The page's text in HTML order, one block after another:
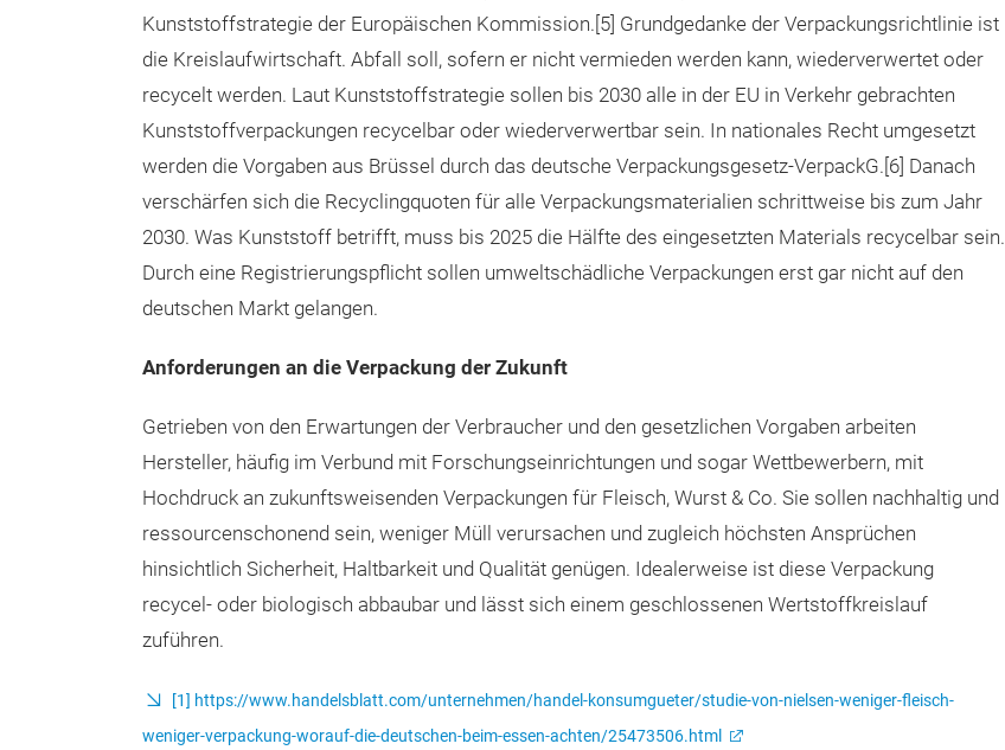
Kunststoffstrategie der Europäischen Kommission.[5] Grundgedanke der Verpackungsrichtlinie ist
die Kreislaufwirtschaft. Abfall soll, sofern er nicht vermieden werden kann, wiederverwertet oder
recycelt werden. Laut Kunststoffstrategie sollen bis 2030 alle in der EU in Verkehr gebrachten
Kunststoffverpackungen recycelbar oder wiederverwertbar sein. In nationales Recht umgesetzt
werden die Vorgaben aus Brüssel durch das deutsche Verpackungsgesetz-VerpackG.[6] Danach
verschärfen sich die Recyclingquoten für alle Verpackungsmaterialien schrittweise bis zum Jahr
2030. Was Kunststoff betrifft, muss bis 2025 die Hälfte des eingesetzten Materials recycelbar sein.
Durch eine Registrierungspflicht sollen umweltschädliche Verpackungen erst gar nicht auf den
deutschen Markt gelangen.
Anforderungen an die Verpackung der Zukunft
Getrieben von den Erwartungen der Verbraucher und den gesetzlichen Vorgaben arbeiten
Hersteller, häufig im Verbund mit Forschungseinrichtungen und sogar Wettbewerbern, mit
Hochdruck an zukunftsweisenden Verpackungen für Fleisch, Wurst & Co. Sie sollen nachhaltig und
ressourcenschonend sein, weniger Müll verursachen und zugleich höchsten Ansprüchen
hinsichtlich Sicherheit, Haltbarkeit und Qualität genügen. Idealerweise ist diese Verpackung
recycel- oder biologisch abbaubar und lässt sich einem geschlossenen Wertstoffkreislauf
zuführen.
[1] https://www.handelsblatt.com/unternehmen/handel-konsumgueter/studie-von-nielsen-weniger-fleisch-
weniger-verpackung-worauf-die-deutschen-beim-essen-achten/25473506.html